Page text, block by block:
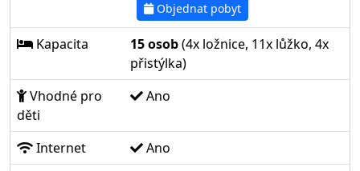
Objednat pobyt
Kapacita 15 osob(4x ložnice, 11x lůžko, 4x
přistýlka)
Vhodné pro
děti
Ano
Internet
Ano